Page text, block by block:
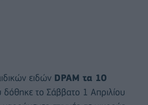
ειδών DPAM τα 10
το Σάββατο 1 Απριλίου